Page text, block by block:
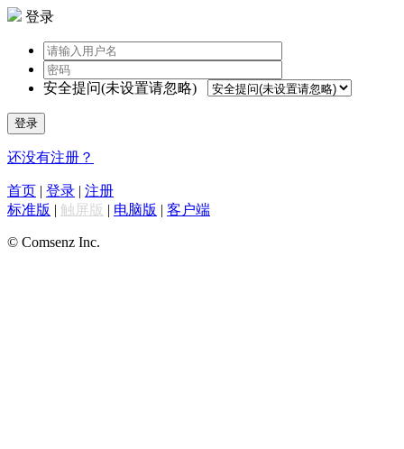
登录
安全提问(未设置请忽略)
登录
还没有注册？
首页 | 登录 | 注册
标准版 | 触屏版 | 电脑版 | 客户端
© Comsenz Inc.